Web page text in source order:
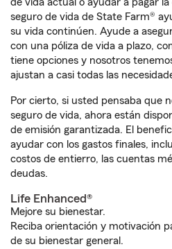
de vida actual o ayudar a pagar la
seguro de vida de State Farm®
su vida continúen. Ayude a
con una póliza de vida a plazo,
tiene opciones y nosotros
ajustan a casi todas las
Por cierto, si usted pensaba que
seguro de vida, ahora están
de emisión garantizada. El
ayudar con los gastos finales,
costos de entierro, las cuentas
deudas.
Life Enhanced®
Mejore su bienestar.
Reciba orientación y motivación
de su bienestar general.